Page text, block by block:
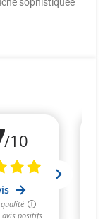
sophistiquée